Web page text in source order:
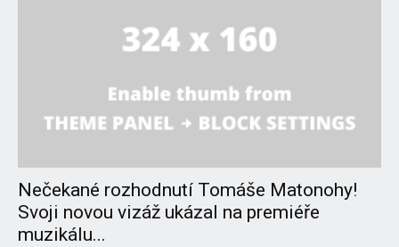
Nečekané rozhodnutí Tomáše Matonohy!
Svoji novou vizáž ukázal na premiéře
muzikálu...